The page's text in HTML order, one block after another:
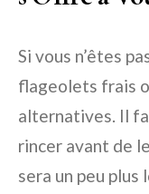
Si vous n’êtes
flageolets frais
alternatives. Il
rincer avant de
sera un peu